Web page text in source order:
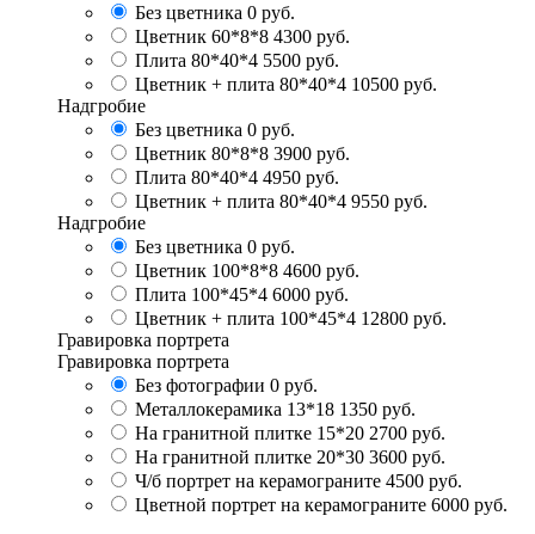
Без цветника 0 руб.
Цветник 60*8*8 4300 руб.
Плита 80*40*4 5500 руб.
Цветник + плита 80*40*4 10500 руб.
Надгробие
Без цветника 0 руб.
Цветник 80*8*8 3900 руб.
Плита 80*40*4 4950 руб.
Цветник + плита 80*40*4 9550 руб.
Надгробие
Без цветника 0 руб.
Цветник 100*8*8 4600 руб.
Плита 100*45*4 6000 руб.
Цветник + плита 100*45*4 12800 руб.
Гравировка портрета
Гравировка портрета
Без фотографии 0 руб.
Металлокерамика 13*18 1350 руб.
На гранитной плитке 15*20 2700 руб.
На гранитной плитке 20*30 3600 руб.
Ч/б портрет на керамограните 4500 руб.
Цветной портрет на керамограните 6000 руб.